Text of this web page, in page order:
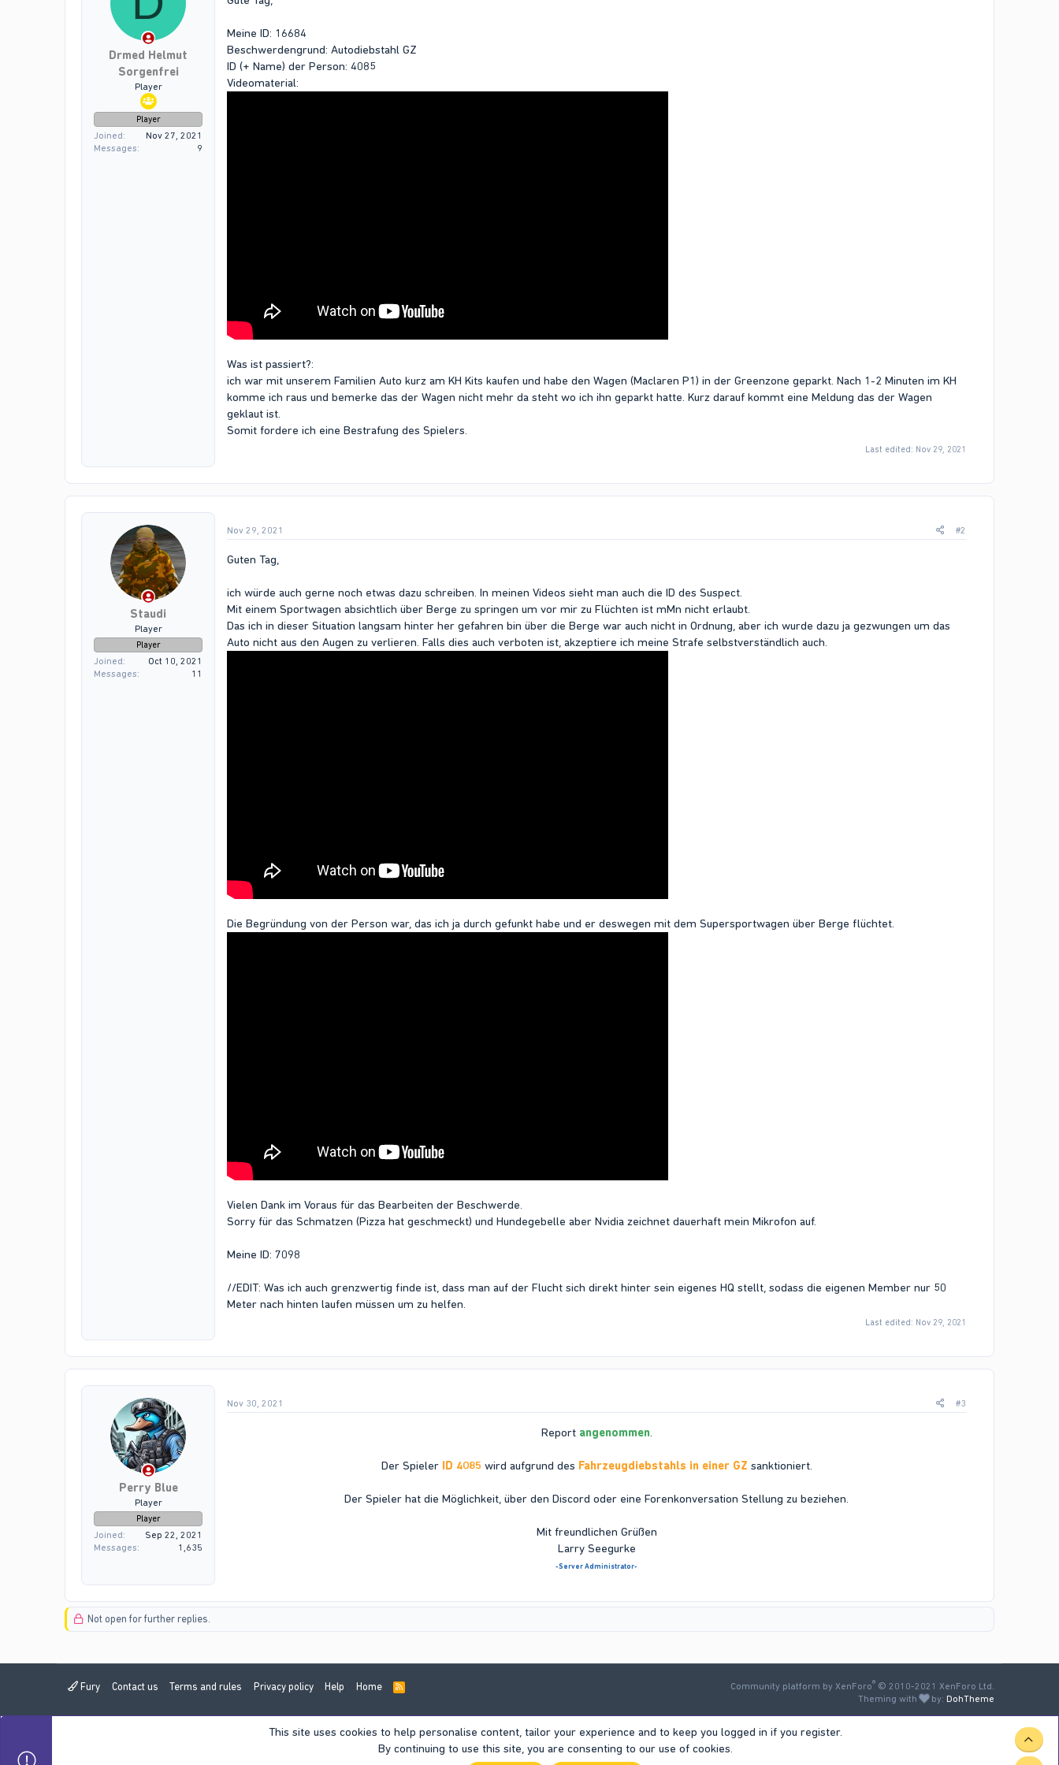
Drmed Helmut
Sorgenfrei
Player
Player
Joined
Nov 27, 2021
Messages
9
Meine ID: 16684
Beschwerdengrund: Autodiebstahl GZ
ID (+ Name) der Person: 4085
Videomaterial:
Was ist passiert?:
ich war mit unserem Familien Auto kurz am KH Kits kaufen und habe den Wagen (Maclaren P1) in der Greenzone geparkt. Nach 1-2 Minuten im KH
komme ich raus und bemerke das der Wagen nicht mehr da steht wo ich ihn geparkt hatte. Kurz darauf kommt eine Meldung das der Wagen
geklaut ist.
Somit fordere ich eine Bestrafung des Spielers.
Last edited: Nov 29, 2021
Staudi
Player
Player
Joined
Oct 10, 2021
Messages
11
Nov 29, 2021 #2
Guten Tag,
ich würde auch gerne noch etwas dazu schreiben. In meinen Videos sieht man auch die ID des Suspect.
Mit einem Sportwagen absichtlich über Berge zu springen um vor mir zu Flüchten ist mMn nicht erlaubt.
Das ich in dieser Situation langsam hinter her gefahren bin über die Berge war auch nicht in Ordnung, aber ich wurde dazu ja gezwungen um das
Auto nicht aus den Augen zu verlieren. Falls dies auch verboten ist, akzeptiere ich meine Strafe selbstverständlich auch.
Die Begründung von der Person war, das ich ja durch gefunkt habe und er deswegen mit dem Supersportwagen über Berge flüchtet.
Vielen Dank im Voraus für das Bearbeiten der Beschwerde.
Sorry für das Schmatzen (Pizza hat geschmeckt) und Hundegebelle aber Nvidia zeichnet dauerhaft mein Mikrofon auf.
Meine ID: 7098
//EDIT: Was ich auch grenzwertig finde ist, dass man auf der Flucht sich direkt hinter sein eigenes HQ stellt, sodass die eigenen Member nur 50
Meter nach hinten laufen müssen um zu helfen.
Last edited: Nov 29, 2021
Perry Blue
Player
Player
Joined
Sep 22, 2021
Messages
1,635
Nov 30, 2021 #3
Report angenommen.
Der Spieler ID 4085 wird aufgrund des Fahrzeugdiebstahls in einer GZ sanktioniert.
Der Spieler hat die Möglichkeit, über den Discord oder eine Forenkonversation Stellung zu beziehen.
Mit freundlichen Grüßen
Larry Seegurke
-Server Administrator-
Not open for further replies.
Fury Contact us Terms and rules Privacy policy Help Home
R
Community platform by XenForo® © 2010-2021 XenForo Ltd.
Theming with
by: DohTheme
This site uses cookies to help personalise content, tailor your experience and to keep you logged in if you register.
By continuing to use this site, you are consenting to our use of cookies.